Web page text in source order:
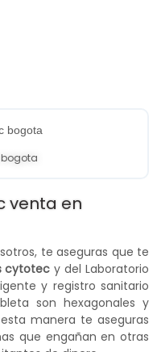
venta en
te aseguras que te
cytotec y del Laboratorio
y registro sanitario
son hexagonales y
manera te aseguras
que engañan en otras